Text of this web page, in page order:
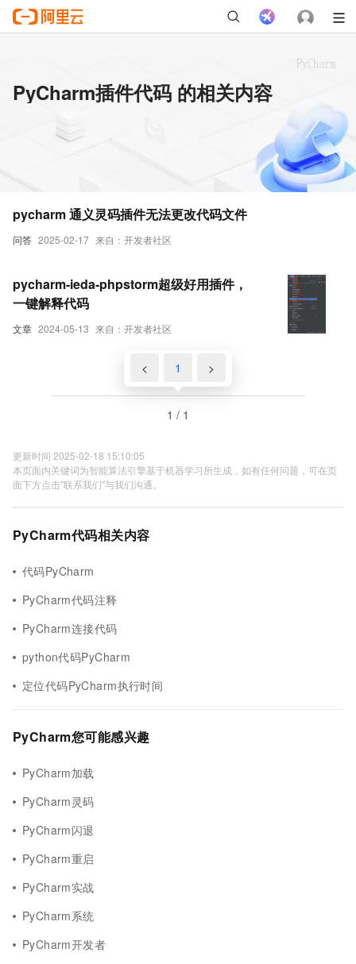
PyCharm插件代码 的相关内容
问答 2025-02-17 来自：开发者社区
pycharm 通义灵码插件无法更改代码文件
文章 2024-05-13 来自：开发者社区
pycharm-ieda-phpstorm超级好用插件，
一键解释代码
< 1 >
1 / 1
更新时间 2025-02-18 15:10:05
本页面内关键词为智能算法引擎基于机器学习所生成，如有任何问题，可在页
面下方点击"联系我们"与我们沟通。
PyCharm代码相关内容
代码PyCharm
PyCharm代码注释
PyCharm连接代码
python代码PyCharm
定位代码PyCharm执行时间
PyCharm您可能感兴趣
PyCharm加载
PyCharm灵码
PyCharm闪退
PyCharm重启
PyCharm实战
PyCharm系统
PyCharm开发者